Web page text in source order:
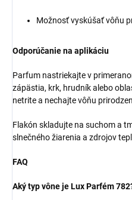
Možnosť vyskúšať vôňu
Odporúčanie na aplikáciu
Parfum nastriekajte v
zápästia, krk, hrudník alebo
netrite a nechajte vôňu
Flakón skladujte na suchom a
slnečného žiarenia a zdrojov
FAQ
Aký typ vône je Lux Parfém